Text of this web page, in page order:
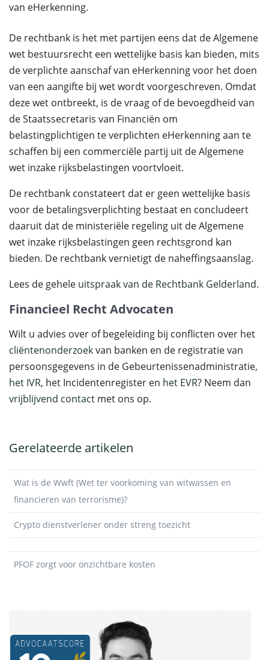
van eHerkenning.
De rechtbank is het met partijen eens dat de Algemene
wet bestuursrecht een wettelijke basis kan bieden, mits
de verplichte aanschaf van eHerkenning voor het doen
van een aangifte bij wet wordt voorgeschreven. Omdat
deze wet ontbreekt, is de vraag of de bevoegdheid van
de Staatssecretaris van Financiën om
belastingplichtigen te verplichten eHerkenning aan te
schaffen bij een commerciële partij uit de Algemene
wet inzake rijksbelastingen voortvloeit.
De rechtbank constateert dat er geen wettelijke basis
voor de betalingsverplichting bestaat en concludeert
daaruit dat de ministeriële regeling uit de Algemene
wet inzake rijksbelastingen geen rechtsgrond kan
bieden. De rechtbank vernietigt de naheffingsaanslag.
Lees de gehele uitspraak van de Rechtbank Gelderland.
Financieel Recht Advocaten
Wilt u advies over of begeleiding bij conflicten over het
cliëntenonderzoekvan banken en de registratie van
persoonsgegevens in de Gebeurtenissenadministratie,
het IVR, het Incidentenregister en het EVR? Neem dan
vrijblijvend contact met ons op.
Gerelateerde artikelen
Wat is de Wwft (Wet ter voorkoming van witwassen en
financieren van terrorisme)?
Crypto dienstverlener onder streng toezicht
PFOF zorgt voor onzichtbare kosten